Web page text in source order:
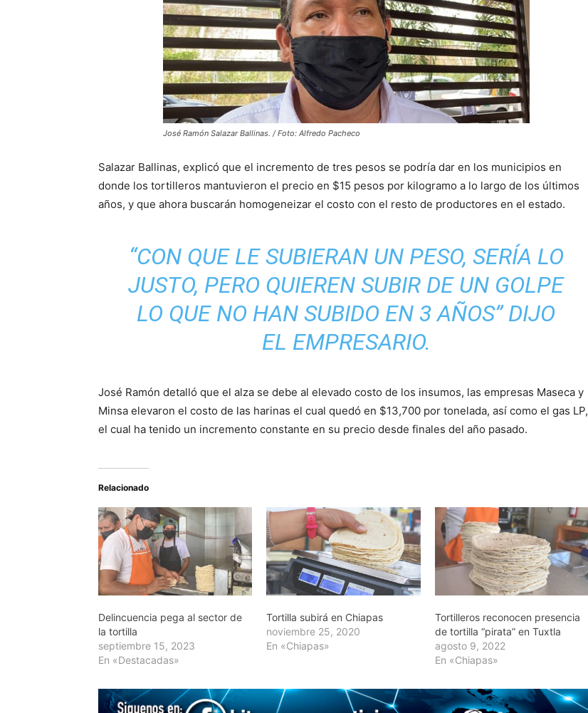
José Ramón Salazar Ballinas. / Foto: Alfredo Pacheco
Salazar Ballinas, explicó que el incremento de tres pesos se podría dar en los municipios en
donde los tortilleros mantuvieron el precio en $15 pesos por kilogramo a lo largo de los últimos
años, y que ahora buscarán homogeneizar el costo con el resto de productores en el estado.
“CON QUE LE SUBIERAN UN PESO, SERÍA LO
JUSTO, PERO QUIEREN SUBIR DE UN GOLPE
LO QUE NO HAN SUBIDO EN 3 AÑOS” DIJO
EL EMPRESARIO.
José Ramón detalló que el alza se debe al elevado costo de los insumos, las empresas Maseca y
Minsa elevaron el costo de las harinas el cual quedó en $13,700 por tonelada, así como el gas LP,
el cual ha tenido un incremento constante en su precio desde finales del año pasado.
Relacionado
Delincuencia pega al sector de
la tortilla
septiembre 15, 2023
En «Destacadas»
Tortilla subirá en Chiapas
noviembre 25, 2020
En «Chiapas»
Tortilleros reconocen presencia
de tortilla “pirata” en Tuxtla
agosto 9, 2022
En «Chiapas»